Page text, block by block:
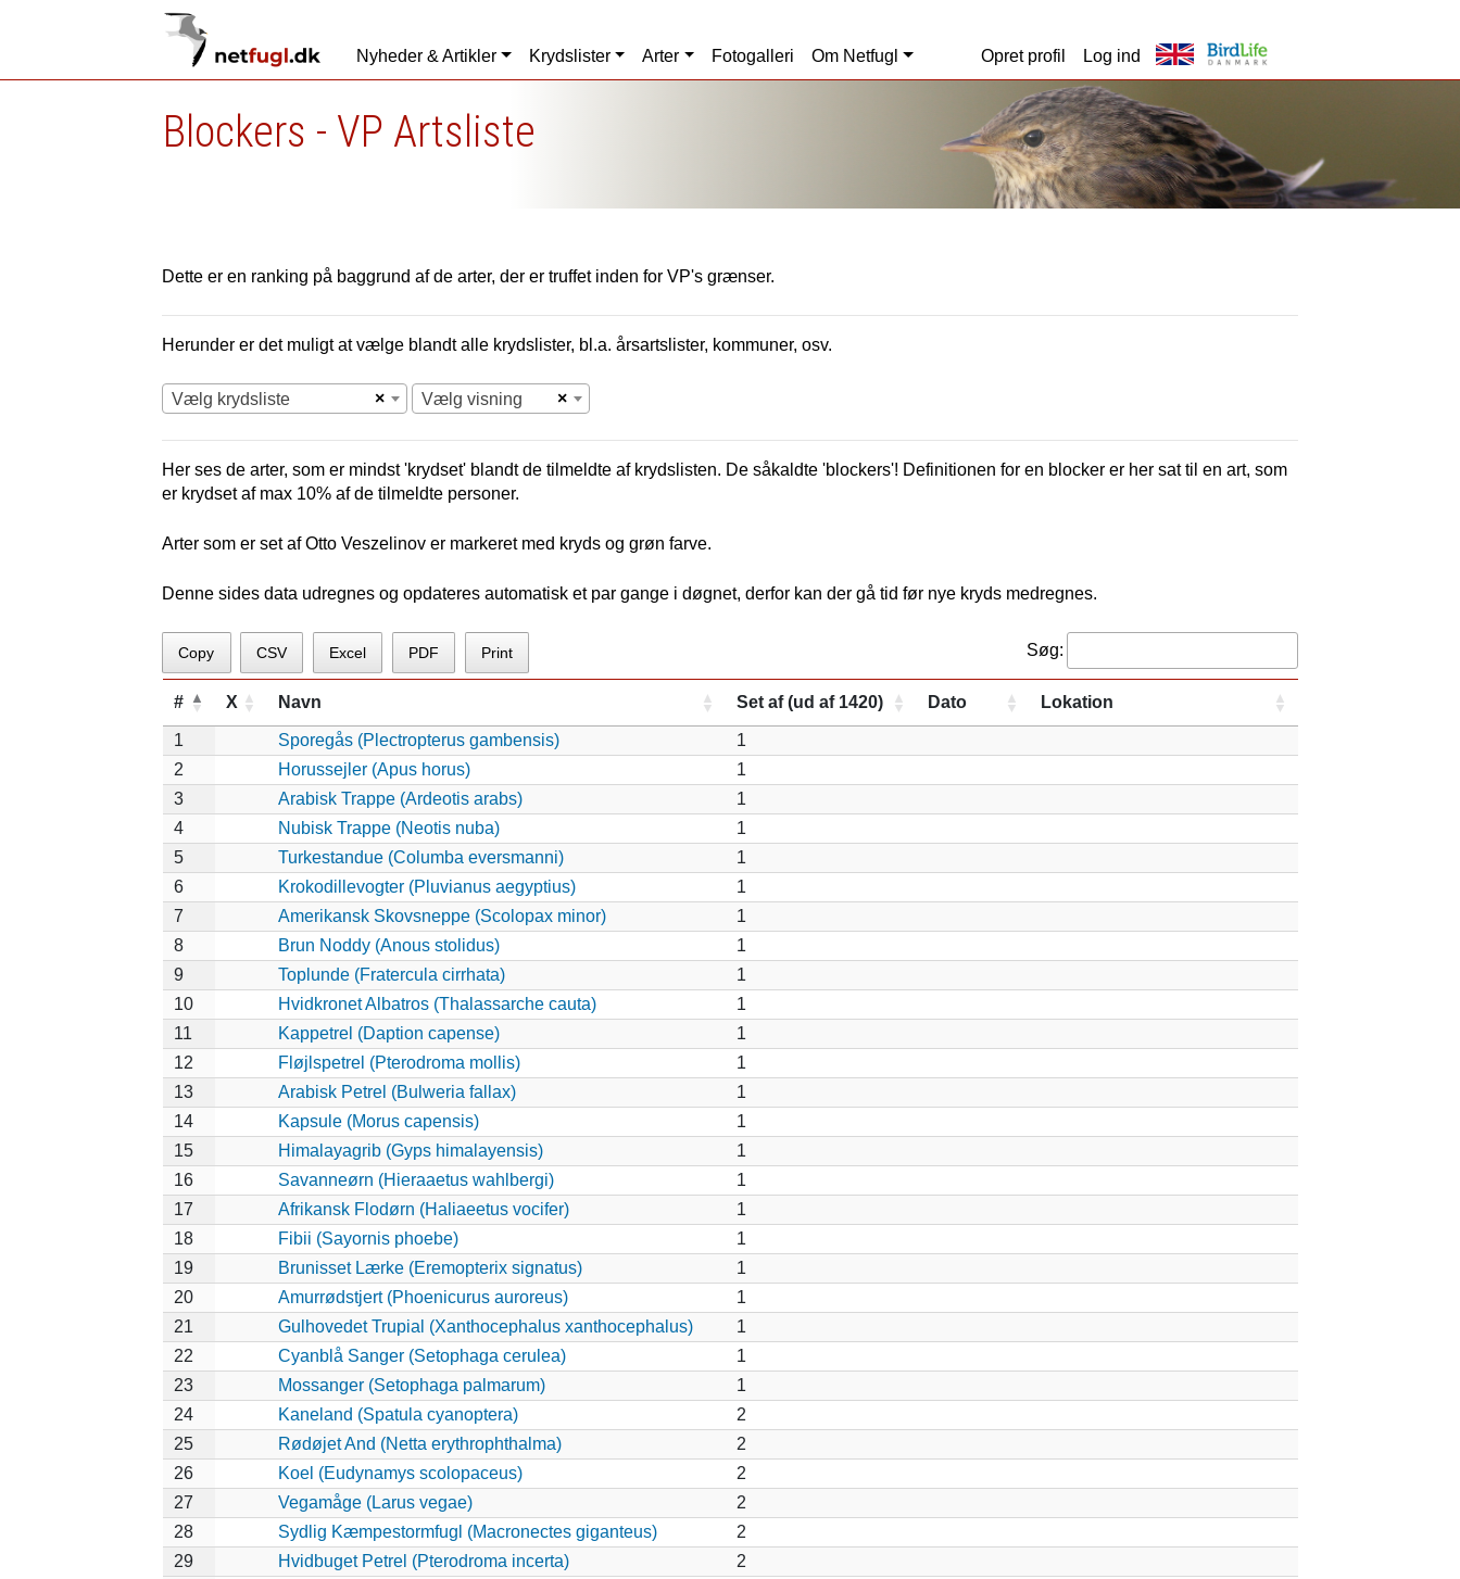
Nyheder & Artikler Krydslister Arter Fotogalleri Om Netfugl Opret profil Log ind
Blockers - VP Artsliste
Dette er en ranking på baggrund af de arter, der er truffet inden for VP's grænser.
Herunder er det muligt at vælge blandt alle krydslister, bl.a. årsartslister, kommuner, osv.
×
Vælg krydsliste ×
Vælg visning
Her ses de arter, som er mindst 'krydset' blandt de tilmeldte af krydslisten. De såkaldte 'blockers'! Definitionen for en blocker er her sat til en art, som
er krydset af max 10% af de tilmeldte personer.
Arter som er set af Otto Veszelinov er markeret med kryds og grøn farve.
Denne sides data udregnes og opdateres automatisk et par gange i døgnet, derfor kan der gå tid før nye kryds medregnes.
Copy CSV Excel PDF Print Søg:
# X Navn Set af (ud af 1420) Dato Lokation
1 Sporegås (Plectropterus gambensis)
1
2
Horussejler (Apus horus)
1
3
Arabisk Trappe (Ardeotis arabs)
1
4
Nubisk Trappe (Neotis nuba)
1
5
Turkestandue (Columba eversmanni)
1
6
Krokodillevogter (Pluvianus aegyptius)
1
7
Amerikansk Skovsneppe (Scolopax minor)
1
8
Brun Noddy (Anous stolidus)
1
9
Toplunde (Fratercula cirrhata)
1
10
Hvidkronet Albatros (Thalassarche cauta)
1
11
Kappetrel (Daption capense)
1
12
Fløjlspetrel (Pterodroma mollis)
1
13
Arabisk Petrel (Bulweria fallax)
1
14
Kapsule (Morus capensis)
1
15
Himalayagrib (Gyps himalayensis)
1
16
Savanneørn (Hieraaetus wahlbergi)
1
17
Afrikansk Flodørn (Haliaeetus vocifer)
1
18
Fibii (Sayornis phoebe)
1
19
Brunisset Lærke (Eremopterix signatus)
1
20
Amurrødstjert (Phoenicurus auroreus)
1
21
Gulhovedet Trupial (Xanthocephalus xanthocephalus)
1
22
Cyanblå Sanger (Setophaga cerulea)
1
23
Mossanger (Setophaga palmarum)
1
24
Kaneland (Spatula cyanoptera)
2
25
Rødøjet And (Netta erythrophthalma)
2
26
Koel (Eudynamys scolopaceus)
2
27
Vegamåge (Larus vegae)
2
28
Sydlig Kæmpestormfugl (Macronectes giganteus)
2
29
Hvidbuget Petrel (Pterodroma incerta)
2